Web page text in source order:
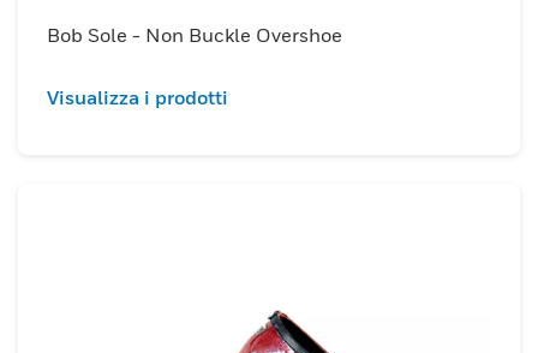
Bob Sole - Non Buckle Overshoe
Visualizza i prodotti